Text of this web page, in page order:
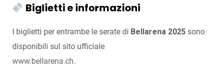
Biglietti e informazioni
I biglietti per entrambe le serate di Bellarena 2025 sono
disponibili sul sito ufficiale
www.bellarena.ch.